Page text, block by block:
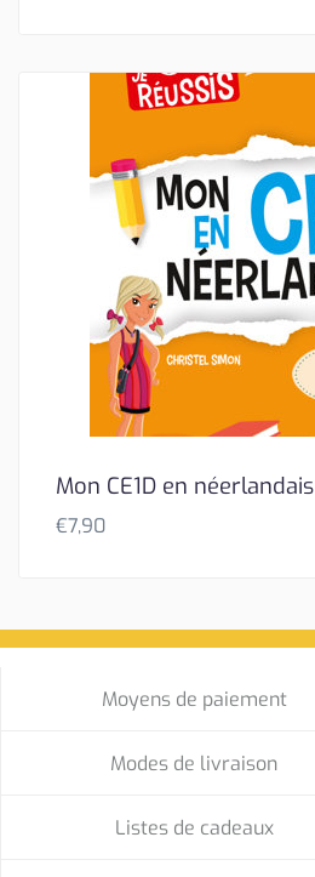
Mon CE1D en néerlandais
€7,90
Moyens de paiement
Modes de livraison
Listes de cadeaux